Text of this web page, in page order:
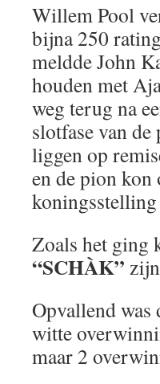
Willem Pool
bijna 250
meldde John
houden met
weg terug na
slotfase van
liggen op
en de pion
koningsstelling
Zoals het ging
“SCHÀK”
Opvallend was
witte
maar 2